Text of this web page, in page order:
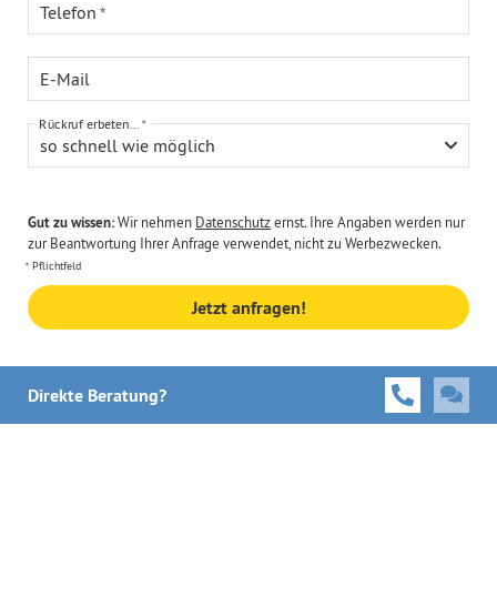
Telefon
E-Mail
so schnell wie möglich
Rückruf erbeten...
Gut zu wissen:Wir nehmen Datenschutzernst. Ihre Angaben werden nur
zur Beantwortung Ihrer Anfrage verwendet, nicht zu Werbezwecken.
Pflichtfeld
Jetzt anfragen!
Direkte Beratung?